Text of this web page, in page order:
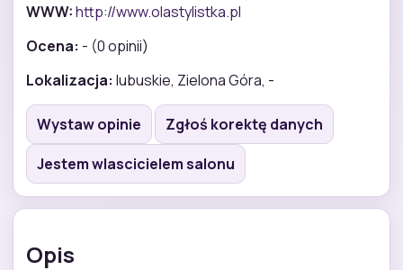
WWW:http://www.olastylistka.pl
Ocena: - (0 opinii)
Lokalizacja: lubuskie, Zielona Góra, -
Wystaw opinie
Zgłoś korektę danych
Jestem wlascicielem salonu
Opis